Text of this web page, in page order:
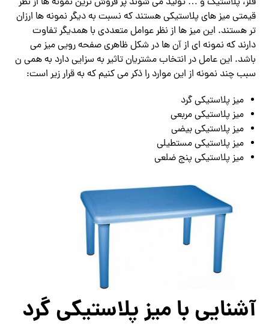
قیمتی میز های پلاستیکی هستند که نسبت به دیگر نمونه ها ارزان
تر هستند. این میز ها از نظر عوامل متعددی با همدیگر تفاوت
دارند که نمونه ای از آن ها در شکل ظاهری صفحه رویی میز می
باشد. این عامل در انتخاب مشتریان تاثیر به سزایی دارد به همی ن
سبب چند نمونه از این موارد را ذکر می کنیم که به قرار زیر است:
میز پلاستیکی گرد
میز پلاستیکی مربعی
میز پلاستیکی بیضی
میز پلاستیکی مستطیلی
میز پلاستیکی پنج ضلعی
آشنایی با میز پلاستیکی گرد